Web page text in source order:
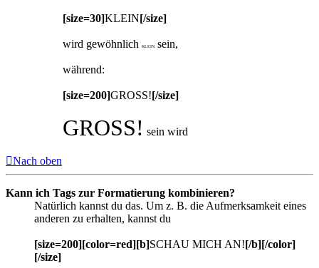
[size=30]KLEIN[/size]
wird gewöhnlich KLEIN sein,
während:
[size=200]GROSS![/size]
GROSS! sein wird
Nach oben
Kann ich Tags zur Formatierung kombinieren?
Natürlich kannst du das. Um z. B. die Aufmerksamkeit eines
anderen zu erhalten, kannst du
[size=200][color=red][b]SCHAU MICH AN![/b][/color]
[/size]